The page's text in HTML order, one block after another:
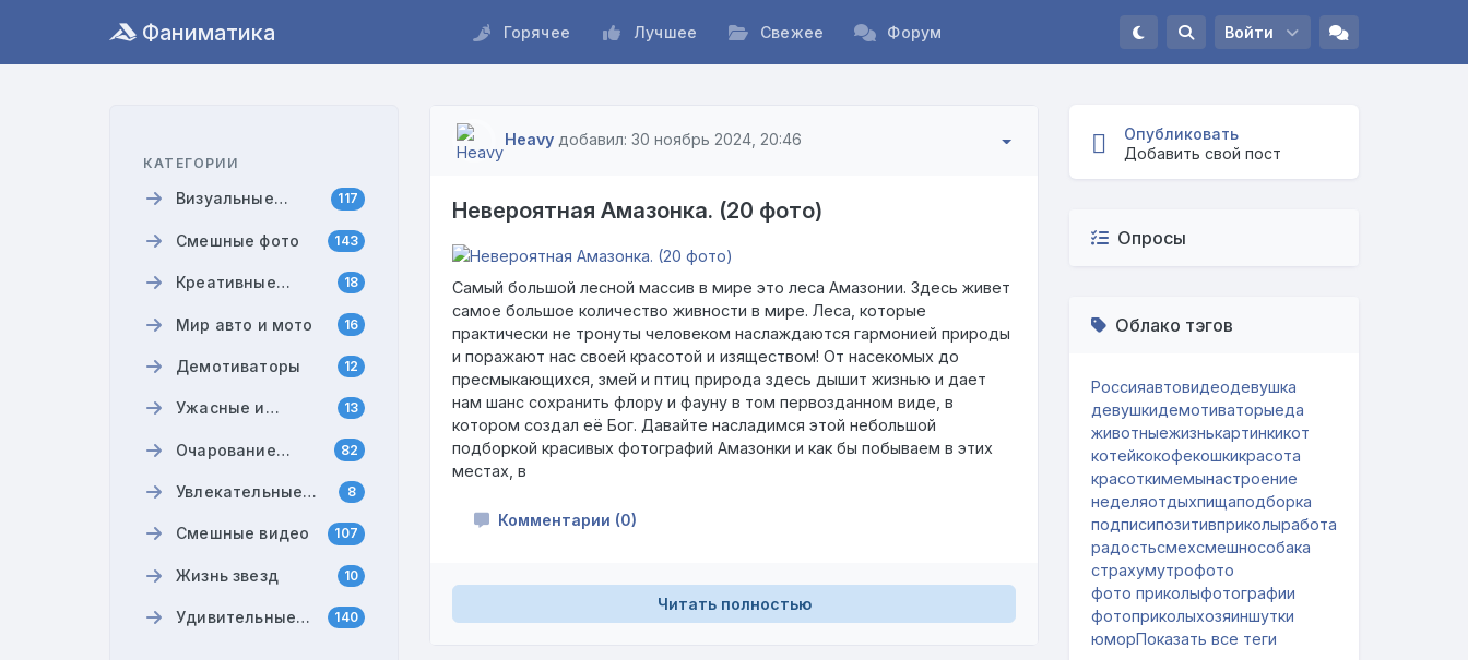
Фаниматика Горячее Лучшее Свежее Форум Войти
КАТЕГОРИИ
Визуальные
117
Смешные фото 143
Креативные
18
Мир авто и мото 16
Демотиваторы 12
Ужасные и
моменты
13
Очарование
82
Увлекательные
8
Смешные видео 107
Жизнь звезд 10
Удивительные
140
Heavy добавил: 30 ноябрь 2024, 20:46
Невероятная Амазонка. (20 фото)
Самый большой лесной массив в мире это леса Амазонии. Здесь живет
самое большое количество живности в мире. Леса, которые
практически не тронуты человеком наслаждаются гармонией природы
и поражают нас своей красотой и изяществом! От насекомых до
пресмыкающихся, змей и птиц природа здесь дышит жизнью и дает
нам шанс сохранить флору и фауну в том первозданном виде, в
котором создал её Бог. Давайте насладимся этой небольшой
подборкой красивых фотографий Амазонки и как бы побываем в этих
местах, в
Комментарии (0)
Читать полностью
Опубликовать
Добавить свой пост
Опросы
Облако тэгов
Россияавтовидеодевушка
девушкидемотиваторыеда
животныежизнькартинкикот
котейкокофекошкикрасота
красоткимемынастроение
неделяотдыхпищаподборка
подписипозитивприколыработа
радостьсмехсмешнособака
страхумутрофото
фото приколыфотографии
фотоприколыхозяиншутки
юморПоказать все теги